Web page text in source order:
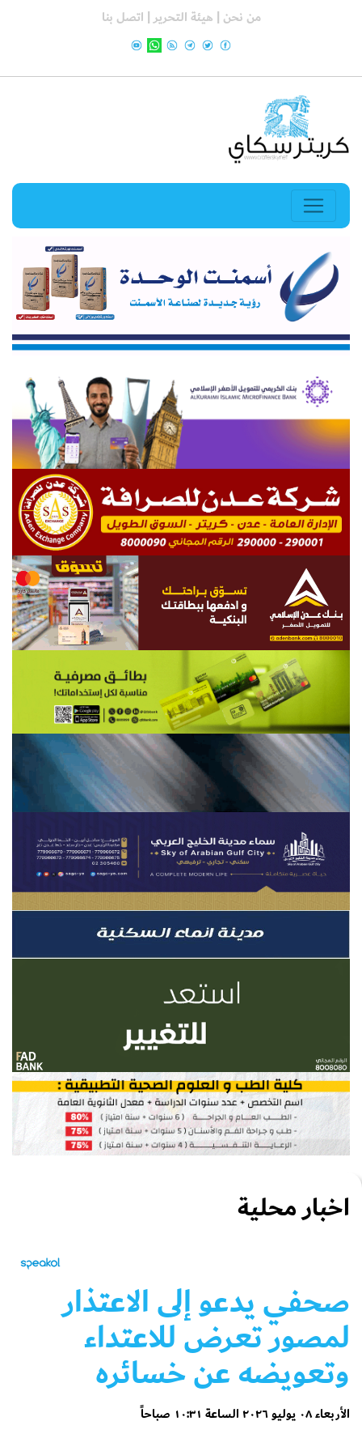
من نحن | هيئة التحرير | اتصل بنا
اخبار محلية
صحفي يدعو إلى الاعتذار
لمصور تعرض للاعتداء
وتعويضه عن خسائره
الأربعاء ٠٨ يوليو ٢٠٢٦ الساعة ١٠:٣١ صباحاً